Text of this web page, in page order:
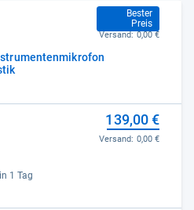
Bester
Preis
137,90 €
Versand: 0,00 €
1 Tag
139,00 €
Versand: 0,00 €